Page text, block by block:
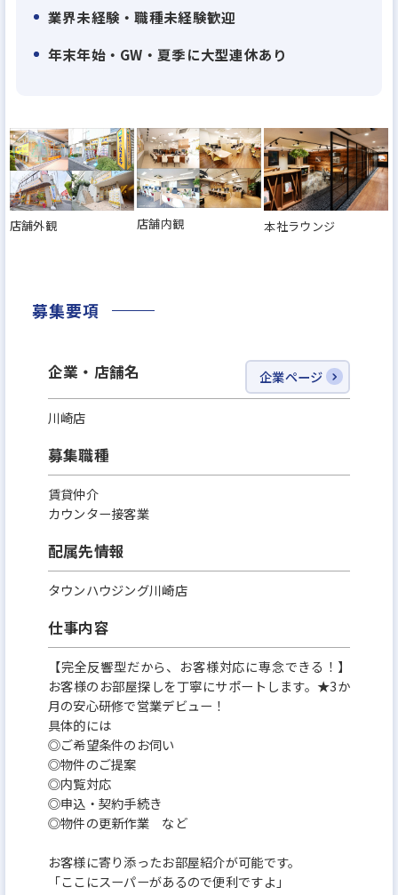
業界未経験・職種未経験歓迎
年末年始・GW・夏季に大型連休あり
店舗外観 店舗内観 本社ラウンジ
募集要項
企業・店舗名 企業ページ
川崎店
募集職種
賃貸仲介
カウンター接客業
配属先情報
タウンハウジング川崎店
仕事内容
【完全反響型だから、お客様対応に専念できる！】
お客様のお部屋探しを丁寧にサポートします。★3か
月の安心研修で営業デビュー！
具体的には
◎ご希望条件のお伺い
◎物件のご提案
◎内覧対応
◎申込・契約手続き
◎物件の更新作業 など
お客様に寄り添ったお部屋紹介が可能です。
「ここにスーパーがあるので便利ですよ」